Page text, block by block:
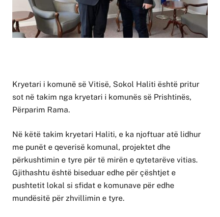
Kryetari i komunë së Vitisë, Sokol Haliti është pritur
sot në takim nga kryetari i komunës së Prishtinës,
Përparim Rama.
Në këtë takim kryetari Haliti, e ka njoftuar atë lidhur
me punët e qeverisë komunal, projektet dhe
përkushtimin e tyre për të mirën e qytetarëve vitias.
Gjithashtu është biseduar edhe për çështjet e
pushtetit lokal si sfidat e komunave për edhe
mundësitë për zhvillimin e tyre.